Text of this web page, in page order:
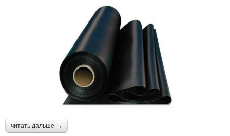
читать дальше →